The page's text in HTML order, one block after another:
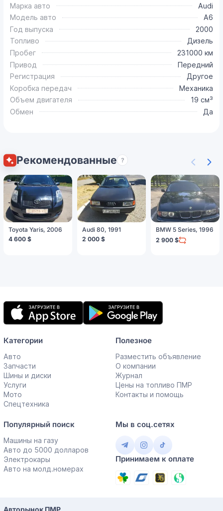
Марка авто
Audi
Модель авто
A6
Год выпуска
2000
Топливо
Дизель
Пробег
231000 км
Привод
Передний
Регистрация
Другое
Коробка передач
Механика
Объем двигателя
19 см³
Обмен
Да
Рекомендованные ?
Toyota Yaris, 2006
4 600 $
Audi 80, 1991
2 000 $
BMW 5 Series, 1996
2 900 $
Мобильное
приложение
Категории
Авто
Запчасти
Шины и диски
Услуги
Мото
Спецтехника
Полезное
Разместить объявление
О компании
Журнал
Цены на топливо ПМР
Контакты и помощь
Популярный поиск
Машины на газу
Авто до 5000 долларов
Электрокары
Авто на молд.номерах
Мы в соц.сетях
Принимаем к оплате